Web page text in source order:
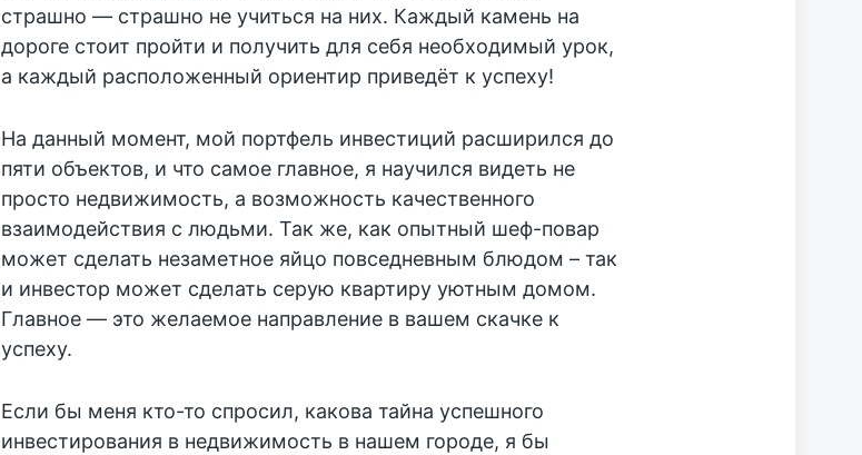
страшно — страшно не учиться на них. Каждый камень на
дороге стоит пройти и получить для себя необходимый урок,
а каждый расположенный ориентир приведёт к успеху!
На данный момент, мой портфель инвестиций расширился до
пяти объектов, и что самое главное, я научился видеть не
просто недвижимость, а возможность качественного
взаимодействия с людьми. Так же, как опытный шеф-повар
может сделать незаметное яйцо повседневным блюдом – так
и инвестор может сделать серую квартиру уютным домом.
Главное — это желаемое направление в вашем скачке к
успеху.
Если бы меня кто-то спросил, какова тайна успешного
инвестирования в недвижимость в нашем городе, я бы